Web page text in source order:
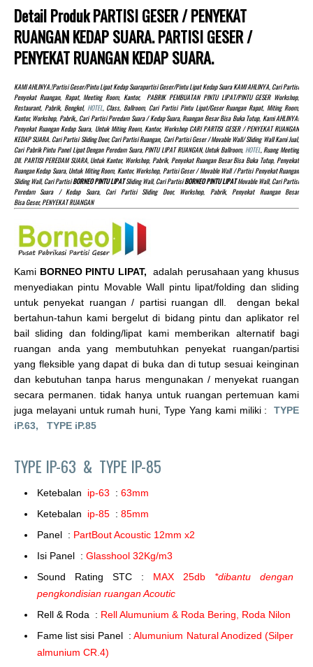
Detail Produk PARTISI GESER / PENYEKAT
RUANGAN KEDAP SUARA. PARTISI GESER /
PENYEKAT RUANGAN KEDAP SUARA.
KAMI AHLINYA.!partisi Geser/pintu Lipat Kedap Suarapartisi Geser/pintu Lipat Kedap Suara KAMI AHLINYA, Cari Partisi
Penyekat Ruangan, Rapat, Meeting Room, Kantor, PABRIK PEMBUATAN PINTU LIPAT/PINTU GESER Workshop,
Restaurant, Pabrik, Bengkel, HOTEL, Class, Ballroom, Cari Partisi Pintu Lipat/Geser Ruangan Rapat, Miting Room,
Kantor, Workshop, Pabrik,, Cari Partisi Peredam Suara / Kedap Suara, Ruangan Besar Bisa Buka Tutup, Kami AHLINYA!
Penyekat Ruangan Kedap Suara, Untuk Miting Room, Kantor, Workshop CARI PARTISI GESER / PENYEKAT RUANGAN
KEDAP SUARA. Cari Partisi Sliding Door, Cari Partisi Ruangan, Cari Partisi Geser / Movable Wall/ Sliding Wall Kami Jual,
Cari Pabrik Pintu Panel Lipat Dengan Peredam Suara, PINTU LIPAT RUANGAN, Untuk Ballroom, HOTEL, Ruang Meeting
Dll. PARTISI PEREDAM SUARA, Untuk Kantor, Workshop, Pabrik, Penyekat Ruangan Besar Bisa Buka Tutup, Penyekat
Ruangan Kedap Suara, Untuk Miting Room, Kantor, Workshop, Partisi Geser / Movable Wall / Partisi Penyekat Ruangan
Sliding Wall, Cari PartisiBORNEO PINTU LIPATSliding Wall, Cari PartisiBORNEO PINTU LIPATMovable Wall, Cari Partisi
Peredam Suara / Kedap Suara, Cari Partisi Sliding Door, Workshop, Pabrik, Penyekat Ruangan Besar
Bisa Geser, PENYEKAT RUANGAN
Kami BORNEO PINTU LIPAT, adalah perusahaan yang khusus
menyediakan pintu Movable Wall pintu lipat/folding dan sliding
untuk penyekat ruangan / partisi ruangan dll. dengan bekal
bertahun-tahun kami bergelut di bidang pintu dan aplikator rel
bail sliding dan folding/lipat kami memberikan alternatif bagi
ruangan anda yang membutuhkan penyekat ruangan/partisi
yang fleksible yang dapat di buka dan di tutup sesuai keinginan
dan kebutuhan tanpa harus mengunakan / menyekat ruangan
secara permanen. tidak hanya untuk ruangan pertemuan kami
juga melayani untuk rumah huni, Type Yang kami miliki : TYPE
iP.63, TYPE iP.85
TYPE IP-63 & TYPE IP-85
Ketebalan ip-63 : 63mm
Ketebalan ip-85 : 85mm
Panel : PartBout Acoustic 12mm x2
Isi Panel : Glasshool 32Kg/m3
Sound Rating STC : MAX 25db *dibantu dengan
pengkondisian ruangan Acoutic
Rell & Roda : Rell Alumunium & Roda Bering, Roda Nilon
Fame list sisi Panel :Alumunium Natural Anodized (Silper
almunium CR.4)